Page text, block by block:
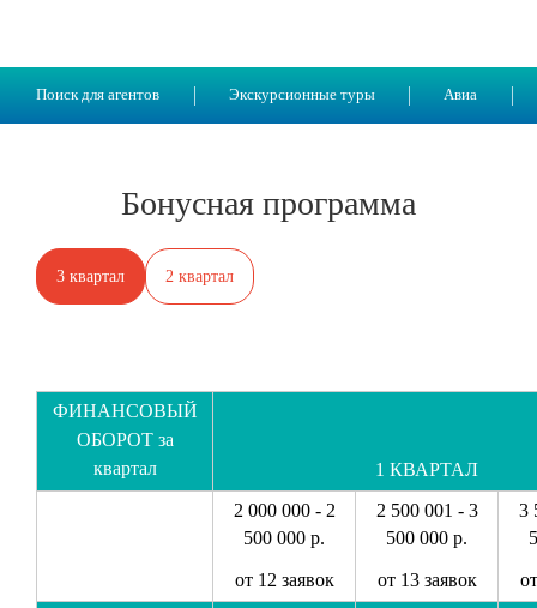
Поиск для агентов Экскурсионные туры Авиа
Бонусная программа
3 квартал 2 квартал
ФИНАНСОВЫЙ
ОБОРОТ за
квартал
1 КВАРТАЛ
2 000 000 - 2
500 000 р.
от 12 заявок
2 500 001 - 3
500 000 р.
от 13 заявок
3